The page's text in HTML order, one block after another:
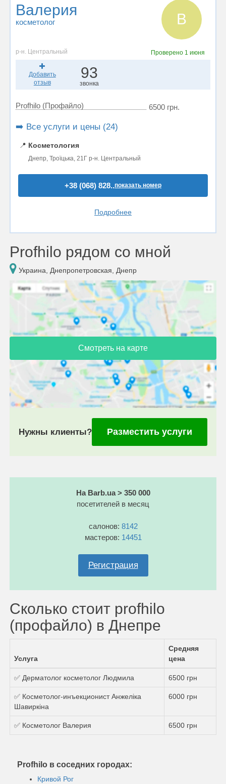
Валерия
косметолог В
р-н. Центральный Проверено 1 июня
Добавить
отзыв
93
звонка
Profhilo (Профайло) 6500 грн.
➡️ Все услуги и цены (24)
📍 Косметология
Днепр, Троїцька, 21Г р-н. Центральный
+38 (068) 828..показать номер
Подробнее
Profhilo рядом со мной
Украина, Днепропетровская, Днепр
Смотреть на карте
Нужны клиенты? Разместить услуги
На Barb.ua > 350 000
посетителей в месяц
салонов: 8142
мастеров: 14451
Регистрация
Сколько стоит profhilo
(профайло) в Днепре
Услуга
Средняя
цена
✅ Дерматолог косметолог Людмила 6500 грн
✅ Косметолог-инъекционист Анжеліка
Шавиркіна
6000 грн
✅ Косметолог Валерия 6500 грн
Profhilo в соседних городах:
Кривой Рог